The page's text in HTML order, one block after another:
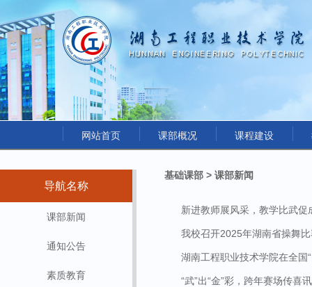
网站首页 课部概况 课程建设
导航名称
课部新闻
通知公告
素质教育
基础课部 > 课部新闻
新进教师展风采，教学比武促
我校召开2025年湖南省操舞
湖南工程职业技术学院在全国
“武”出“金”彩，跨年赛场传喜讯